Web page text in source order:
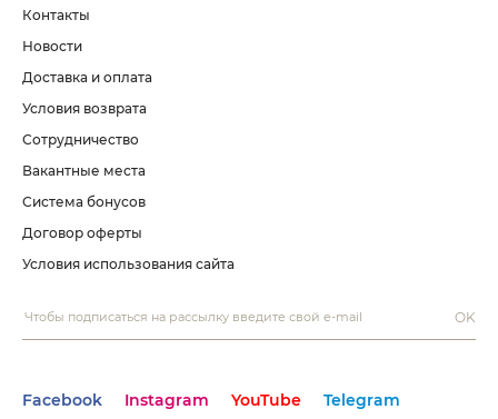
Контакты
Новости
Доставка и оплата
Условия возврата
Сотрудничество
Вакантные места
Система бонусов
Договор оферты
Условия использования сайта
OK
Facebook Instagram YouTube Telegram